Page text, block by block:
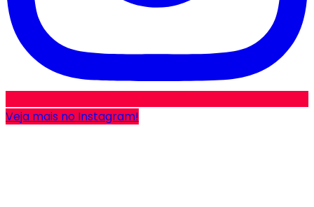
Veja mais no Instagram!